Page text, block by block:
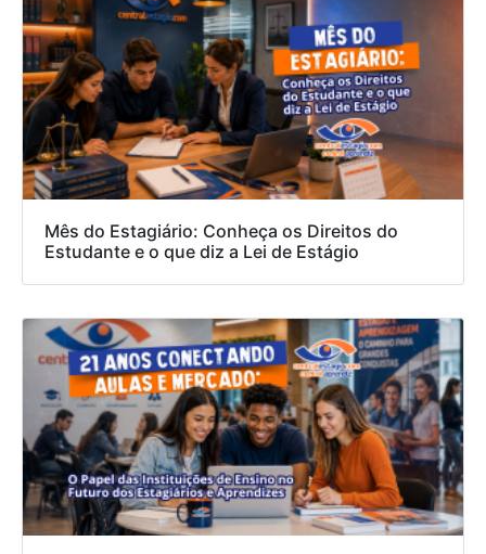
Mês do Estagiário: Conheça os Direitos do
Estudante e o que diz a Lei de Estágio